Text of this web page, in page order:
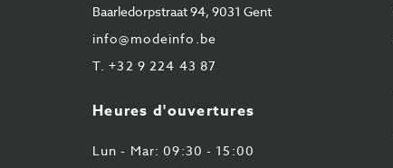
Baarledorpstraat 94, 9031 Gent
info@modeinfo.be
T.+32 9 224 43 87
Heures d'ouvertures
Lun - Mar: 09:30 - 15:00